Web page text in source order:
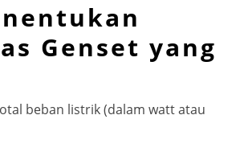
Genset yang
beban listrik (dalam watt atau